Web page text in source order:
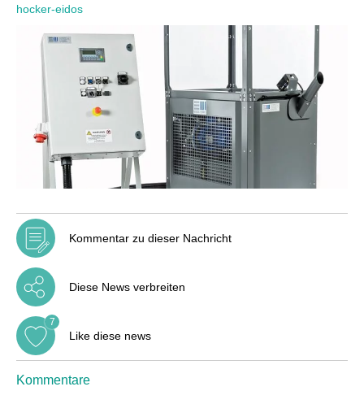
hocker-eidos
Kommentar zu dieser Nachricht
Diese News verbreiten
Like diese news
7
Kommentare